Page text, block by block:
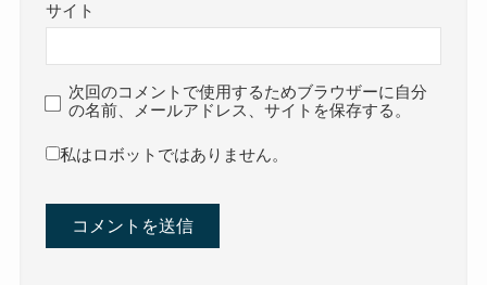
サイト
次回のコメントで使用するためブラウザーに自分
の名前、メールアドレス、サイトを保存する。
私はロボットではありません。